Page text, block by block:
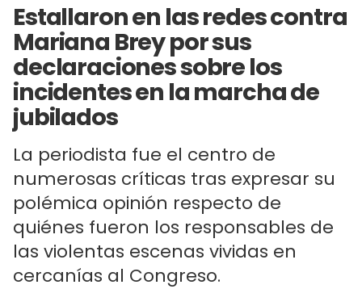
Estallaron en las redes contra
Mariana Brey por sus
declaraciones sobre los
incidentes en la marcha de
jubilados
La periodista fue el centro de
numerosas críticas tras expresar su
polémica opinión respecto de
quiénes fueron los responsables de
las violentas escenas vividas en
cercanías al Congreso.